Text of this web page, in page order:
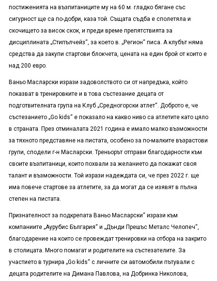
постиженията на възпитаниците му на 60 м. гладко бягане със
сигурност ще са по-добри, каза той. Същата съдба е сполетяла и
скочището за висок скок, и преди време препятствията за
дисциплината „Стипълчейз“, за което в. „Регион“ писа. А клубът няма
средства да закупи стартови блокчета, цената на един брой от които е
над 200 евро.
Ваньо Масларски изрази задоволството си от напредъка, който
показват в тренировките и в това състезание децата от
подготвителната група на Клуб „Средногорски атлет“. Доброто е, че
състезанието „Go kids“ е показало на какво ниво са атлетите като цяло
в страната. През отминалата 2021 година е имало малко възможности
за тяхното представяне на пистата, особено за по-малките възрастови
групи, сподели г-н Масларски. Треньорът отправи благодарности към
своите възпитаници, които похвали за желанието да покажат своя
талант и възможности. Той изрази надеждата си, че през 2022 г. ще
има повече стартове за атлетите, за да могат да се изявят в пълна
степен на пистата.
Признателност за подкрепата Ваньо Масларски“ изрази към
компаниите „Аурубис България“ и „Дънди Прешъс Металс Челопеч“,
благодарение на които се провеждат тренировки на отбора на закрито
в столицата. Много помагат и родителите на състезателите. За
участието в турнира „Go kids“ с личните си автомобили пътували с
децата родителите на Димана Павлова, на Добринка Николова,